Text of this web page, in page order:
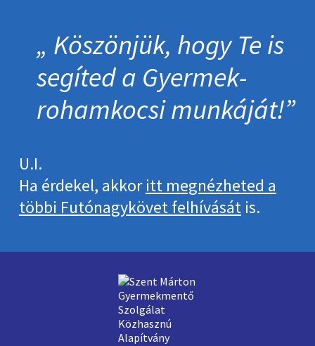
Köszönjük, hogy Te is
segíted a Gyermek­
roham­kocsi munkáját!
U.I.
Ha érdekel, akkoritt megnézheted a
többi Futónagykövet felhívásátis.